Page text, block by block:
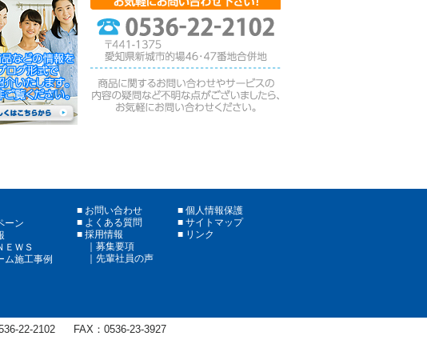
ーン
ＥＷＳ
ム施工事例
お問い合わせ
よくある質問
採用情報
募集要項
先輩社員の声
個人情報保護
サイトマップ
リンク
22-2102 FAX：0536-23-3927